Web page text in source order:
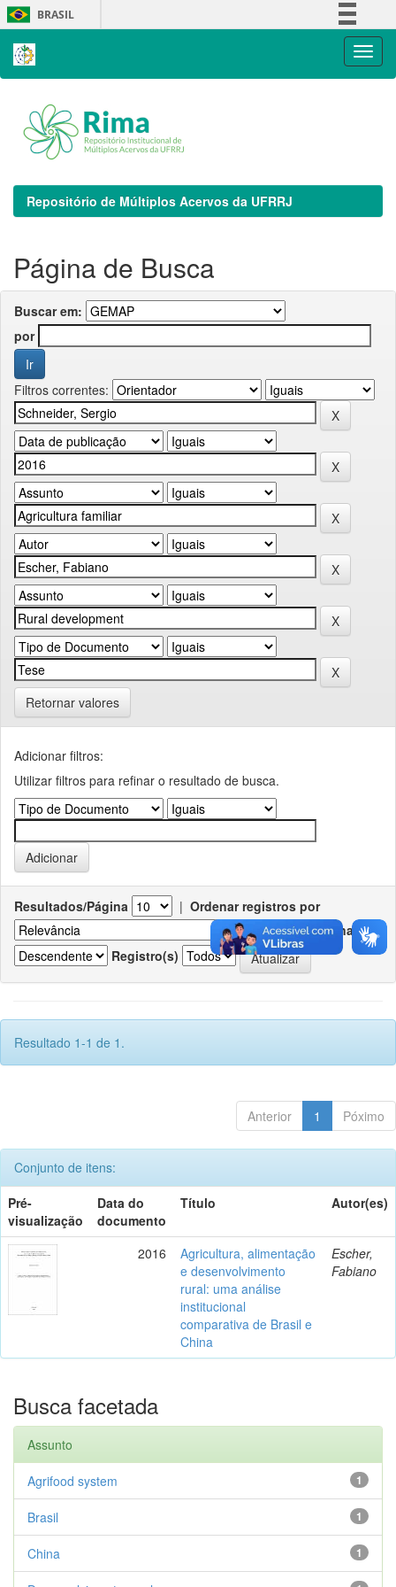
Skip
navigation
BRASIL
Repositório de Múltiplos Acervos da UFRRJ
Página de Busca
Buscar em:
por
Filtros correntes:
Retornar valores
Adicionar filtros:
Utilizar filtros para refinar o resultado de busca.
Resultados/Página | Ordenar registros por
Ordenar
Registro(s)
Resultado 1-1 de 1.
Anterior 1 Póximo
Conjunto de itens:
Pré-
visualização
Data do
documento
Título Autor(es)
2016
Agricultura, alimentação
e desenvolvimento
rural: uma análise
institucional
comparativa de Brasil e
China
Escher,
Fabiano
Busca facetada
Assunto
1
Agrifood system
1
Brasil
1
China